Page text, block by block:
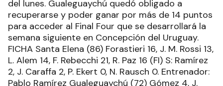
del lunes. Gualeguaychú quedó obligado a
recuperarse y poder ganar por más de 14 puntos
para acceder al Final Four que se desarrollará la
semana siguiente en Concepción del Uruguay.
FICHA Santa Elena (86) Forastieri 16, J. M. Rossi 13,
L. Alem 14, F. Rebecchi 21, R. Paz 16 (FI) S: Ramírez
2, J. Caraffa 2, P. Ekert 0, N. Rausch 0. Entrenador:
Pablo Ramírez Gualeguaychú (72) Gómez 4, J.